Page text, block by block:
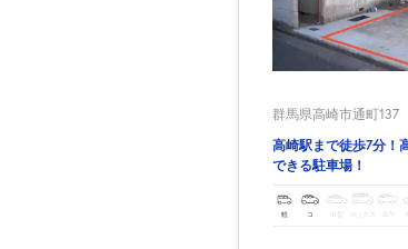
群馬県高崎市通町137
高崎駅まで徒歩7分！
できる駐車場！
軽 コ ボックス SUV